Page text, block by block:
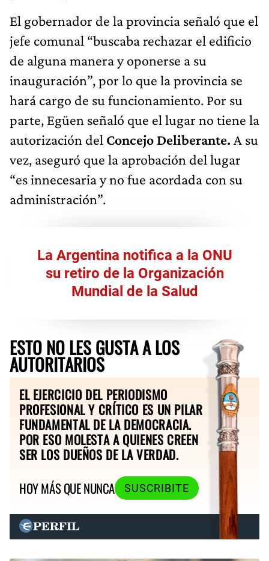
El gobernador de la provincia señaló que el
jefe comunal “buscaba rechazar el edificio
de alguna manera y oponerse a su
inauguración”, por lo que la provincia se
hará cargo de su funcionamiento. Por su
parte, Egüen señaló que el lugar no tiene la
autorización del Concejo Deliberante. A su
vez, aseguró que la aprobación del lugar
“es innecesaria y no fue acordada con su
administración”.
La Argentina notifica a la ONU
su retiro de la Organización
Mundial de la Salud
ESTO NO LES GUSTA A LOS
AUTORITARIOS
EL EJERCICIO DEL PERIODISMO
PROFESIONAL Y CRÍTICO ES UN PILAR
FUNDAMENTAL DE LA DEMOCRACIA.
POR ESO MOLESTA A QUIENES CREEN
SER LOS DUEÑOS DE LA VERDAD.
HOY MÁS QUE NUNCA
SUSCRIBITE